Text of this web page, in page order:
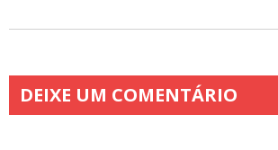
DEIXE UM COMENTÁRIO